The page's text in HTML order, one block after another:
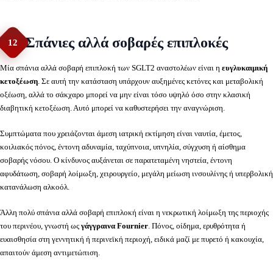
12 Σπάνιες αλλά σοβαρές επιπλοκές
Μία σπάνια αλλά σοβαρή επιπλοκή των SGLT2 αναστολέων είναι η ευγλυκαιμική
κετοξέωση. Σε αυτή την κατάσταση υπάρχουν αυξημένες κετόνες και μεταβολική
οξέωση, αλλά το σάκχαρο μπορεί να μην είναι τόσο υψηλό όσο στην κλασική
διαβητική κετοξέωση. Αυτό μπορεί να καθυστερήσει την αναγνώριση.
Συμπτώματα που χρειάζονται άμεση ιατρική εκτίμηση είναι ναυτία, έμετος,
κοιλιακός πόνος, έντονη αδυναμία, ταχύπνοια, υπνηλία, σύγχυση ή αίσθημα
σοβαρής νόσου. Ο κίνδυνος αυξάνεται σε παρατεταμένη νηστεία, έντονη
αφυδάτωση, σοβαρή λοίμωξη, χειρουργείο, μεγάλη μείωση ινσουλίνης ή υπερβολική
κατανάλωση αλκοόλ.
Άλλη πολύ σπάνια αλλά σοβαρή επιπλοκή είναι η νεκρωτική λοίμωξη της περιοχής
του περινέου, γνωστή ως γάγγραινα Fournier. Πόνος, οίδημα, ερυθρότητα ή
ευαισθησία στη γεννητική ή περινεϊκή περιοχή, ειδικά μαζί με πυρετό ή κακουχία,
απαιτούν άμεση αντιμετώπιση.